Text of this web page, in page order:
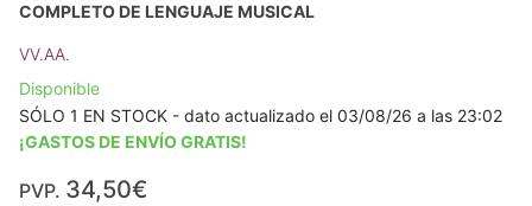
COMPLETO DE LENGUAJE MUSICAL
VV.AA.
Disponible
SÓLO 1 EN STOCK - dato actualizado el 03/08/26 a las 23:02
¡GASTOS DE ENVÍO GRATIS!
PVP. 34,50€